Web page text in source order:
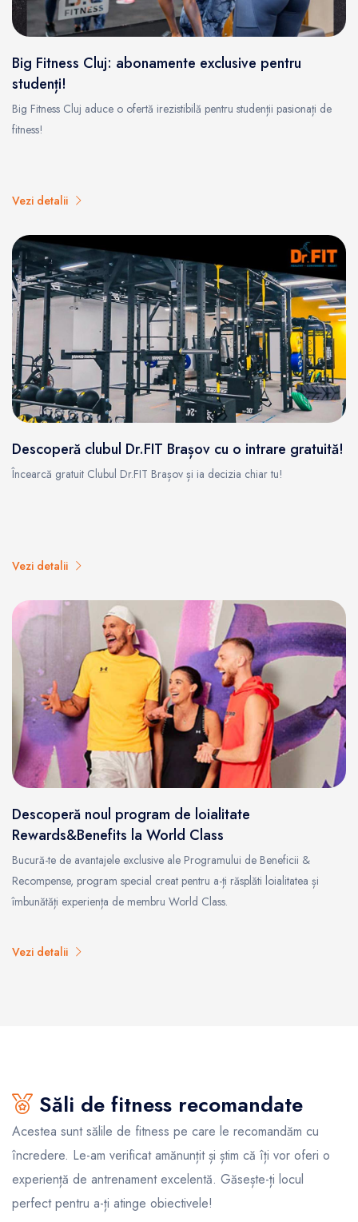
Big Fitness Cluj: abonamente exclusive pentru
studenți!
Big Fitness Cluj aduce o ofertă irezistibilă pentru studenții pasionați de
fitness!
Vezi detalii
Descoperă clubul Dr.FIT Brașov cu o intrare gratuită!
Încearcă gratuit Clubul Dr.FIT Brașov și ia decizia chiar tu!
Vezi detalii
Descoperă noul program de loialitate
Rewards&Benefits la World Class
Bucură-te de avantajele exclusive ale Programului de Beneficii &
Recompense, program special creat pentru a-ți răsplăti loialitatea și
îmbunătăți experiența de membru World Class.
Vezi detalii
Săli de fitness recomandate
Acestea sunt sălile de fitness pe care le recomandăm cu
încredere. Le-am verificat amănunțit și știm că îți vor oferi o
experiență de antrenament excelentă. Găsește-ți locul
perfect pentru a-ți atinge obiectivele!